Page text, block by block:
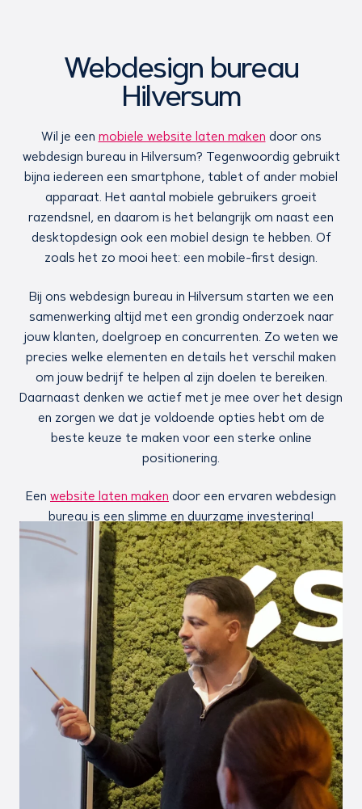
Webdesign bureau
Hilversum
Wil je een mobiele website laten maken door ons
webdesign bureau in Hilversum? Tegenwoordig gebruikt
bijna iedereen een smartphone, tablet of ander mobiel
apparaat. Het aantal mobiele gebruikers groeit
razendsnel, en daarom is het belangrijk om naast een
desktopdesign ook een mobiel design te hebben. Of
zoals het zo mooi heet: een mobile-first design.
Bij ons webdesign bureau in Hilversum starten we een
samenwerking altijd met een grondig onderzoek naar
jouw klanten, doelgroep en concurrenten. Zo weten we
precies welke elementen en details het verschil maken
om jouw bedrijf te helpen al zijn doelen te bereiken.
Daarnaast denken we actief met je mee over het design
en zorgen we dat je voldoende opties hebt om de
beste keuze te maken voor een sterke online
positionering.
Een website laten maken door een ervaren webdesign
bureau is een slimme en duurzame investering!